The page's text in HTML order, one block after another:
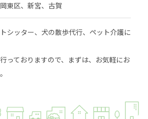
東区、新宮、古賀
シッター、犬の散歩代行、ペット介護に
っておりますので、まずは、お気軽にお